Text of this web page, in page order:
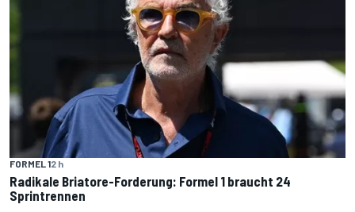
FORMEL 12 h
Radikale Briatore-Forderung: Formel 1 braucht 24
Sprintrennen